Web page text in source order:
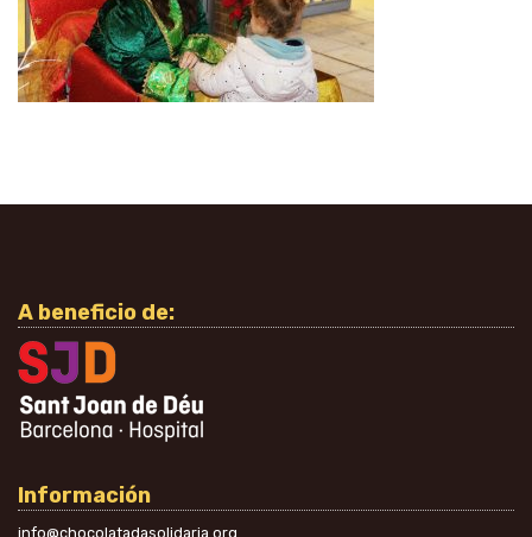
A beneficio de:
Información
info@chocolatadasolidaria.org